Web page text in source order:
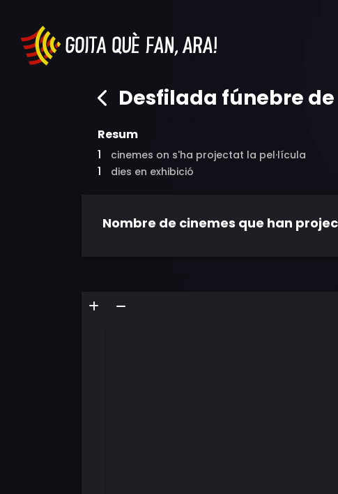
Desfilada fúnebre de
Resum
1
cinemes on s'ha projectat la pel·lícula
1 dies en exhibició
Nombre de cinemes que han